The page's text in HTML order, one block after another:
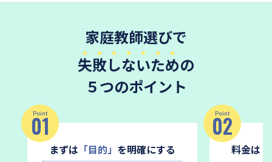
家庭教師選びで
失敗しないための
５つのポイント
Point
01
まずは 「目的」 を明確にする
Point
02
料金は